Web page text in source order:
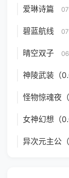
爱琳诗篇
碧蓝航线
晴空双子
神陵武装（
怪物惊魂夜
女神幻想（
异次元主公